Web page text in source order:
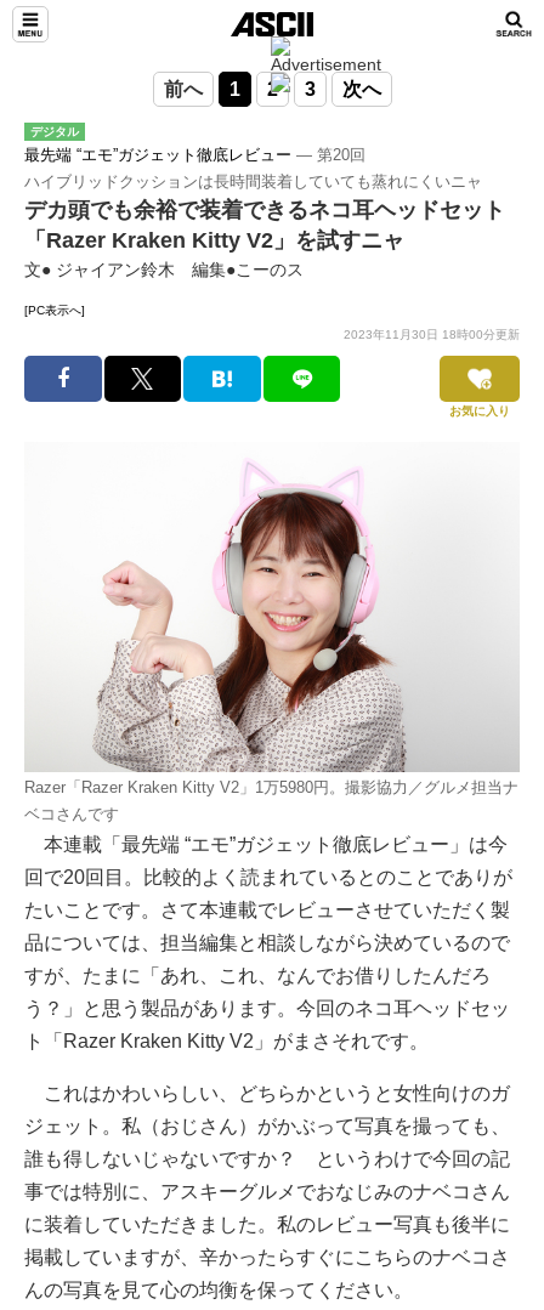
前へ 1 2 3 次へ
デジタル
最先端 “エモ”ガジェット徹底レビュー ― 第20回
ハイブリッドクッションは長時間装着していても蒸れにくいニャ
デカ頭でも余裕で装着できるネコ耳ヘッドセット
「Razer Kraken Kitty V2」を試すニャ
文● ジャイアン鈴木 編集●こーのス
[PC表示へ]
2023年11月30日 18時00分更新
お気に入り
Razer「Razer Kraken Kitty V2」1万5980円。撮影協力／グルメ担当ナ
ベコさんです
本連載「最先端 “エモ”ガジェット徹底レビュー」は今
回で20回目。比較的よく読まれているとのことでありが
たいことです。さて本連載でレビューさせていただく製
品については、担当編集と相談しながら決めているので
すが、たまに「あれ、これ、なんでお借りしたんだろ
う？」と思う製品があります。今回のネコ耳ヘッドセッ
ト「Razer Kraken Kitty V2」がまさそれです。
これはかわいらしい、どちらかというと女性向けのガ
ジェット。私（おじさん）がかぶって写真を撮っても、
誰も得しないじゃないですか？ というわけで今回の記
事では特別に、アスキーグルメでおなじみのナベコさん
に装着していただきました。私のレビュー写真も後半に
掲載していますが、辛かったらすぐにこちらのナベコさ
んの写真を見て心の均衡を保ってください。